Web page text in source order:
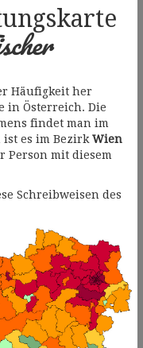
Häufigkeit her
in Österreich. Die
findet man im
ist es im Bezirk Wien
Person mit diesem
Schreibweisen des